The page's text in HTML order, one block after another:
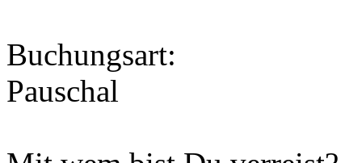
Buchungsart:
Pauschal